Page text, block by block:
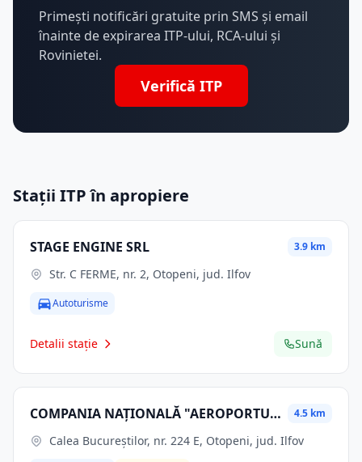
Primești notificări gratuite prin SMS și email
înainte de expirarea ITP-ului, RCA-ului și
Rovinietei.
Verifică ITP
Stații ITP în apropiere
STAGE ENGINE SRL 3.9 km
Str. C FERME, nr. 2, Otopeni, jud. Ilfov
Autoturisme
Detalii stație Sună
COMPANIA NAŢIONALĂ "AEROPORTURI BUCUREŞTI" SA 4.5 km
Calea Bucureştilor, nr. 224 E, Otopeni, jud. Ilfov